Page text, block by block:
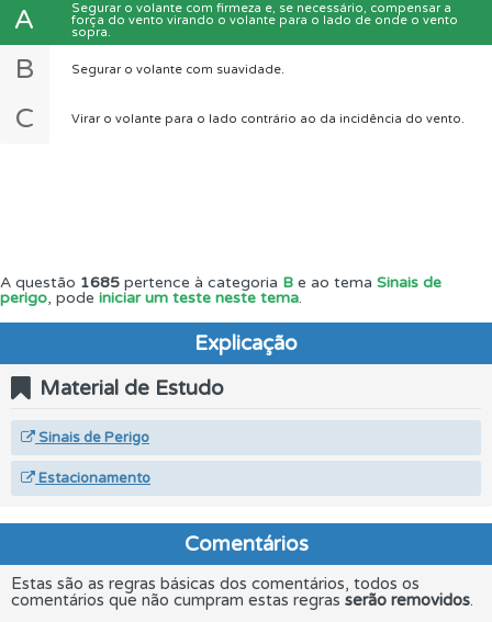
A
Segurar o volante com firmeza e, se necessário, compensar a
força do vento virando o volante para o lado de onde o vento
sopra.
B Segurar o volante com suavidade.
C Virar o volante para o lado contrário ao da incidência do vento.
A questão 1685 pertence à categoria B e ao tema Sinais de
perigo, pode iniciar um teste neste tema.
Explicação
Material de Estudo
Sinais de Perigo
Estacionamento
Comentários
Estas são as regras básicas dos comentários, todos os
comentários que não cumpram estas regras serão removidos.